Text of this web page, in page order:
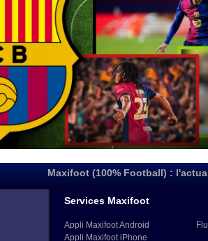
Maxifoot (100% Football) :
Services Maxifoot
Appli Maxifoot Android
Appli Maxifoot iPhone